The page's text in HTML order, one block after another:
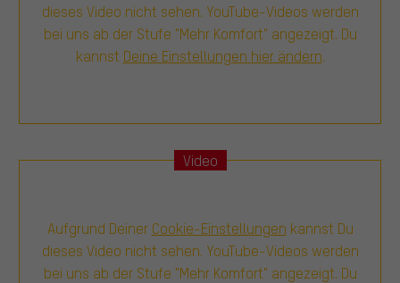
dieses Video nicht sehen. YouTube-Videos werden
bei uns ab der Stufe "Mehr Komfort" angezeigt. Du
kannst Deine Einstellungen hier ändern.
Video
Aufgrund Deiner Cookie-Einstellungen kannst Du
dieses Video nicht sehen. YouTube-Videos werden
bei uns ab der Stufe "Mehr Komfort" angezeigt. Du